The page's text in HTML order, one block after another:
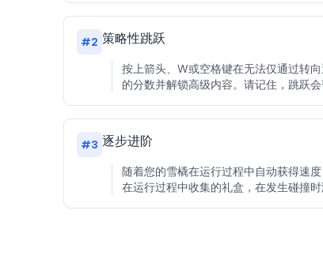
#2 策略性跳跃
按上箭头、W或空格键在无法仅通过转
的分数并解锁高级内容。请记住，跳跃
#3 逐步进阶
随着您的雪橇在运行过程中自动获得速
在运行过程中收集的礼盒，在发生碰撞